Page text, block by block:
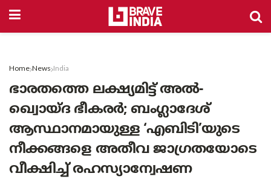
Home News India
ഭാരതത്തെ ലക്ഷ്യമിട്ട് അൽ-
ഖ്വൊയ്ദ ഭീകരർ; ബംഗ്ലാദേശ്
ആസ്ഥാനമായുള്ള ‘എബിടി’യുടെ
നീക്കങ്ങളെ അതീവ ജാഗ്രതയോടെ
വീക്ഷിച്ച് രഹസ്യാന്വേഷണ